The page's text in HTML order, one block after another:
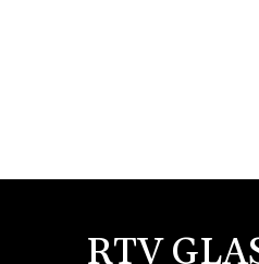
RTV